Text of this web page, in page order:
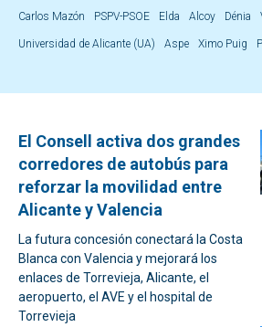
Carlos Mazón PSPV-PSOE Elda Alcoy Dénia
Universidad de Alicante (UA) Aspe Ximo Puig
El Consell activa dos grandes
corredores de autobús para
reforzar la movilidad entre
Alicante y Valencia
La futura concesión conectará la Costa
Blanca con Valencia y mejorará los
enlaces de Torrevieja, Alicante, el
aeropuerto, el AVE y el hospital de
Torrevieja